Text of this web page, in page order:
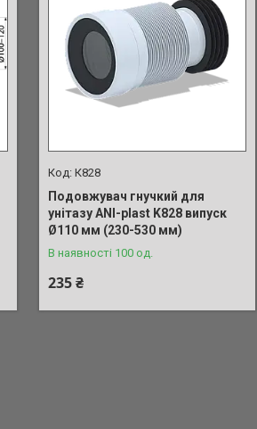
К828
Подовжувач гнучкий для
унітазу ANI-plast K828 випуск
Ø110 мм (230-530 мм)
В наявності 100 од.
235 ₴